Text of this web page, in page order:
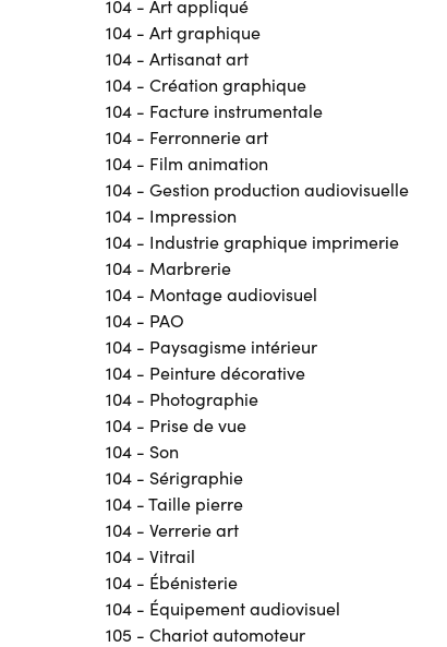
104 - Art appliqué
104 - Art graphique
104 - Artisanat art
104 - Création graphique
104 - Facture instrumentale
104 - Ferronnerie art
104 - Film animation
104 - Gestion production audiovisuelle
104 - Impression
104 - Industrie graphique imprimerie
104 - Marbrerie
104 - Montage audiovisuel
104 - PAO
104 - Paysagisme intérieur
104 - Peinture décorative
104 - Photographie
104 - Prise de vue
104 - Son
104 - Sérigraphie
104 - Taille pierre
104 - Verrerie art
104 - Vitrail
104 - Ébénisterie
104 - Équipement audiovisuel
105 - Chariot automoteur